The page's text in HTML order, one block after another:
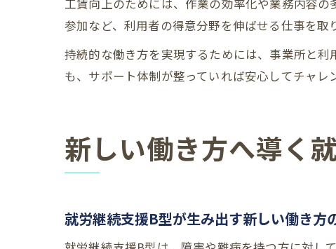
参加など、利用者の得意分野を伸ばせる仕事を取
持続的な働き方を実現するためには、事業所と
も、サポート体制が整っていれば安心してチャレ
新しい働き方へ導く
就労継続支援B型が生み出す新しい働き方